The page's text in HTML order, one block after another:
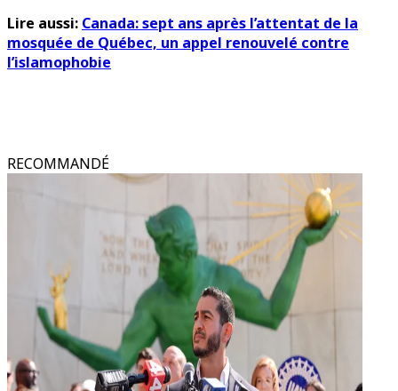
Lire aussi: Canada: sept ans après l’attentat de la
mosquée de Québec, un appel renouvelé contre
l’islamophobie
RECOMMANDÉ